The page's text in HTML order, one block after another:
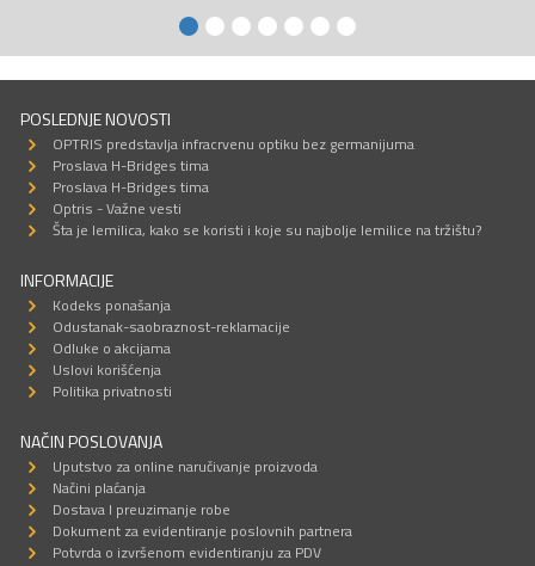
POSLEDNJE NOVOSTI
OPTRIS predstavlja infracrvenu optiku bez germanijuma
Proslava H-Bridges tima
Proslava H-Bridges tima
Optris - Važne vesti
Šta je lemilica, kako se koristi i koje su najbolje lemilice na tržištu?
INFORMACIJE
Kodeks ponašanja
Odustanak-saobraznost-reklamacije
Odluke o akcijama
Uslovi korišćenja
Politika privatnosti
NAČIN POSLOVANJA
Uputstvo za online naručivanje proizvoda
Načini plaćanja
Dostava I preuzimanje robe
Dokument za evidentiranje poslovnih partnera
Potvrda o izvršenom evidentiranju za PDV